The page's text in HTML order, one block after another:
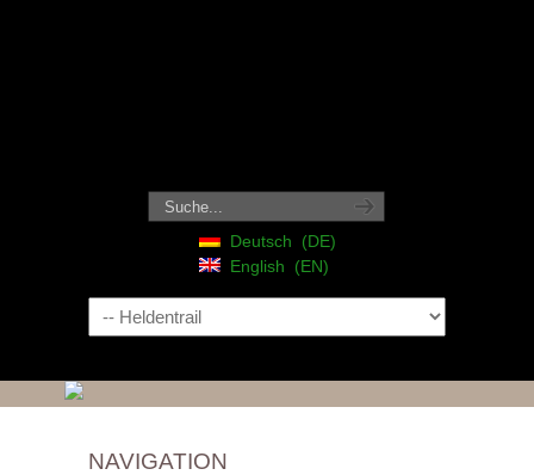
Deutsch
DE
English
EN
Navigation
NAVIGATION